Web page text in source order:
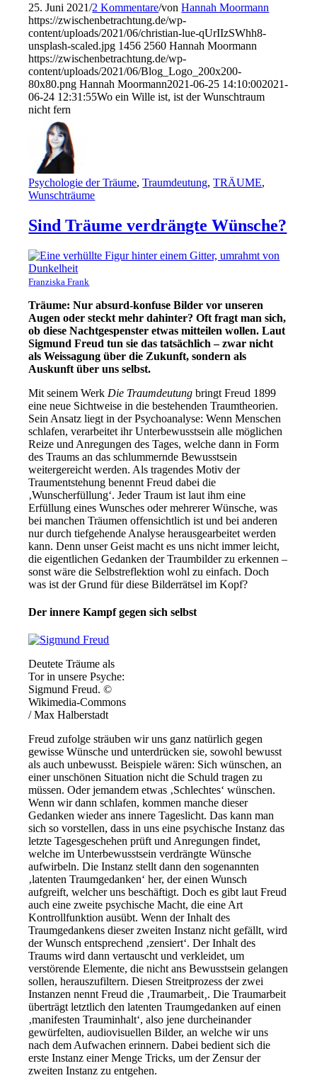
25. Juni 2021/2 Kommentare/vonHannah Moormann
https://zwischenbetrachtung.de/wp-
content/uploads/2021/06/christian-lue-qUrIIzSWhh8-
unsplash-scaled.jpg 1456 2560 Hannah Moormann
https://zwischenbetrachtung.de/wp-
content/uploads/2021/06/Blog_Logo_200x200-
80x80.png Hannah Moormann2021-06-25 14:10:002021-
06-24 12:31:55Wo ein Wille ist, ist der Wunschtraum
nicht fern
Psychologie der Träume,Traumdeutung,TRÄUME,
Wunschträume
Sind Träume verdrängte Wünsche?
Franziska Frank
Träume: Nur absurd-konfuse Bilder vor unseren
Augen oder steckt mehr dahinter? Oft fragt man sich,
ob diese Nachtgespenster etwas mitteilen wollen. Laut
Sigmund Freud tun sie das tatsächlich – zwar nicht
als Weissagung über die Zukunft, sondern als
Auskunft über uns selbst.
Mit seinem Werk Die Traumdeutung bringt Freud 1899
eine neue Sichtweise in die bestehenden Traumtheorien.
Sein Ansatz liegt in der Psychoanalyse: Wenn Menschen
schlafen, verarbeitet ihr Unterbewusstsein alle möglichen
Reize und Anregungen des Tages, welche dann in Form
des Traums an das schlummernde Bewusstsein
weitergereicht werden. Als tragendes Motiv der
Traumentstehung benennt Freud dabei die
‚Wunscherfüllung‘. Jeder Traum ist laut ihm eine
Erfüllung eines Wunsches oder mehrerer Wünsche, was
bei manchen Träumen offensichtlich ist und bei anderen
nur durch tiefgehende Analyse herausgearbeitet werden
kann. Denn unser Geist macht es uns nicht immer leicht,
die eigentlichen Gedanken der Traumbilder zu erkennen –
sonst wäre die Selbstreflektion wohl zu einfach. Doch
was ist der Grund für diese Bilderrätsel im Kopf?
Der innere Kampf gegen sich selbst
Deutete Träume als
Tor in unsere Psyche:
Sigmund Freud. ©
Wikimedia-Commons
/ Max Halberstadt
Freud zufolge sträuben wir uns ganz natürlich gegen
gewisse Wünsche und unterdrücken sie, sowohl bewusst
als auch unbewusst. Beispiele wären: Sich wünschen, an
einer unschönen Situation nicht die Schuld tragen zu
müssen. Oder jemandem etwas ‚Schlechtes‘ wünschen.
Wenn wir dann schlafen, kommen manche dieser
Gedanken wieder ans innere Tageslicht. Das kann man
sich so vorstellen, dass in uns eine psychische Instanz das
letzte Tagesgeschehen prüft und Anregungen findet,
welche im Unterbewusstsein verdrängte Wünsche
aufwirbeln. Die Instanz stellt dann den sogenannten
‚latenten Traumgedanken‘ her, der einen Wunsch
aufgreift, welcher uns beschäftigt. Doch es gibt laut Freud
auch eine zweite psychische Macht, die eine Art
Kontrollfunktion ausübt. Wenn der Inhalt des
Traumgedankens dieser zweiten Instanz nicht gefällt, wird
der Wunsch entsprechend ‚zensiert‘. Der Inhalt des
Traums wird dann vertauscht und verkleidet, um
verstörende Elemente, die nicht ans Bewusstsein gelangen
sollen, herauszufiltern. Diesen Streitprozess der zwei
Instanzen nennt Freud die ‚Traumarbeit . Die Traumarbeit
überträgt letztlich den latenten Traumgedanken auf einen
‚manifesten Trauminhalt‘, also jene durcheinander
gewürfelten, audiovisuellen Bilder, an welche wir uns
nach dem Aufwachen erinnern. Dabei bedient sich die
erste Instanz einer Menge Tricks, um der Zensur der
zweiten Instanz zu entgehen.